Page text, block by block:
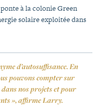
à la colonie Green
solaire exploitée dans
d’autosuffisance. En
pouvons compter sur
nos projets et pour
», affirme Larry.